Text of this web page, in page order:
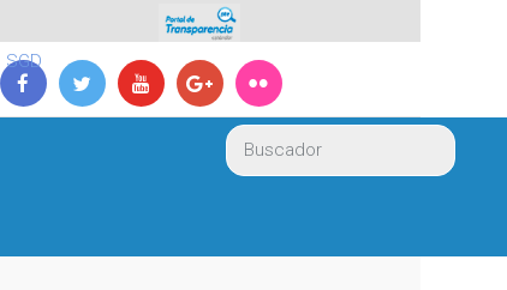
SGD